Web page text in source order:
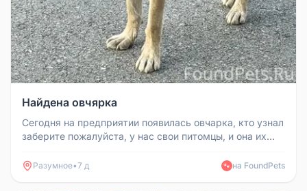
Найдена овчярка
Сегодня на предприятии появилась овчарка, кто узнал
заберите пожалуйста, у нас свои питомцы, и она их
Разумное•7 д 🐾 на FoundPets